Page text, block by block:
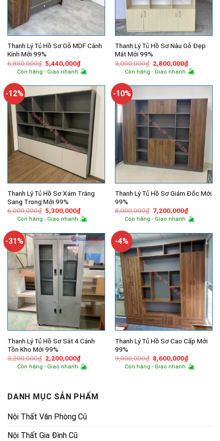
Thanh Lý Tủ Hồ Sơ Gỗ MDF Cánh
Kính Mới 99%
6,850,000₫ Giá
gốc
là:
5,440,000₫Giá
hiện
tại
5,440,000₫.
Còn hàng - Giao nhanh
Thanh Lý Tủ Hồ Sơ Nâu Gỗ Đẹp
Mắt Mới 99%
3,000,000₫ Giá
gốc
là:
2,800,000₫Giá
hiện
tại
Còn hàng - Giao nhanh
-12%
Thanh Lý Tủ Hồ Sơ Xám Trắng
Sang Trọng Mới 99%
6,000,000₫ Giá
gốc
là:
5,300,000₫Giá
hiện
tại
5,300,000₫.
Còn hàng - Giao nhanh
-10%
Thanh Lý Tủ Hồ Sơ Giám Đốc Mới
99%
8,000,000₫ Giá
gốc
là:
7,200,000₫Giá
hiện
tại
Còn hàng - Giao nhanh
-31%
Thanh Lý Tủ Hồ Sơ Sắt 4 Cánh
Tồn Kho Mới 99%
3,200,000₫ Giá
gốc
là:
2,200,000₫Giá
hiện
tại
Còn hàng - Giao nhanh
-4%
Thanh Lý Tủ Hồ Sơ Cao Cấp Mới
99%
9,000,000₫ Giá
gốc
là:
8,600,000₫Giá
hiện
tại
Còn hàng - Giao nhanh
DANH MỤC SẢN PHẨM
Nội Thất Văn Phòng Cũ
Nội Thất Gia Đình Cũ